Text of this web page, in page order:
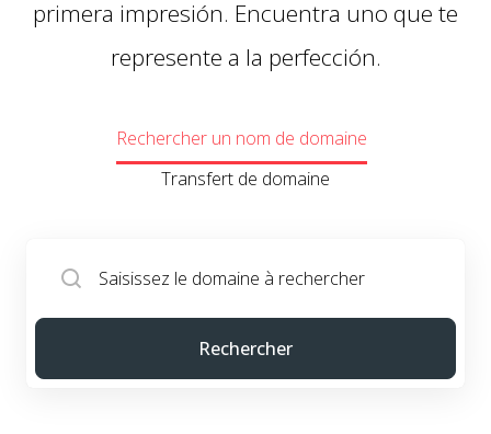
primera impresión. Encuentra uno que te
represente a la perfección.
Rechercher un nom de domaine
Transfert de domaine
Rechercher